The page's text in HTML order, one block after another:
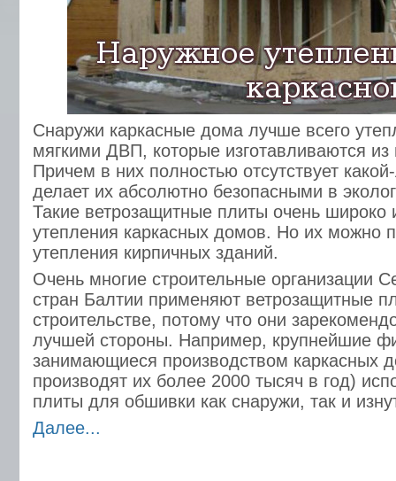
Снаружи каркасные дома лучше всего
мягкими ДВП, которые изготавливаются
Причем в них полностью отсутствует
делает их абсолютно безопасными в
Такие ветрозащитные плиты очень широко
утепления каркасных домов. Но их можно
утепления кирпичных зданий.
Очень многие строительные организации
стран Балтии применяют ветрозащитные
строительстве, потому что они
лучшей стороны. Например, крупнейшие
занимающиеся производством каркасных
производят их более 2000 тысяч в год)
плиты для обшивки как снаружи, так и
Далее...